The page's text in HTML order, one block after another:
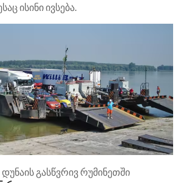
ისინი ივსება.
გასწვრივ რუმინეთში